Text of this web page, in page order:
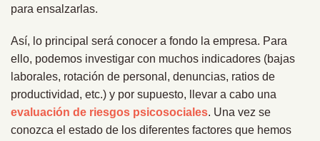
para ensalzarlas.
Así, lo principal será conocer a fondo la empresa. Para
ello, podemos investigar con muchos indicadores (bajas
laborales, rotación de personal, denuncias, ratios de
productividad, etc.) y por supuesto, llevar a cabo una
evaluación de riesgos psicosociales. Una vez se
conozca el estado de los diferentes factores que hemos